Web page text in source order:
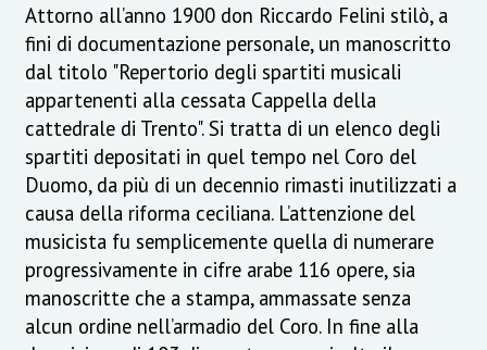
Attorno all’anno 1900 don Riccardo Felini stilò, a
fini di documentazione personale, un manoscritto
dal titolo "Repertorio degli spartiti musicali
appartenenti alla cessata Cappella della
cattedrale di Trento". Si tratta di un elenco degli
spartiti depositati in quel tempo nel Coro del
Duomo, da più di un decennio rimasti inutilizzati a
causa della riforma ceciliana. L’attenzione del
musicista fu semplicemente quella di numerare
progressivamente in cifre arabe 116 opere, sia
manoscritte che a stampa, ammassate senza
alcun ordine nell’armadio del Coro. In fine alla